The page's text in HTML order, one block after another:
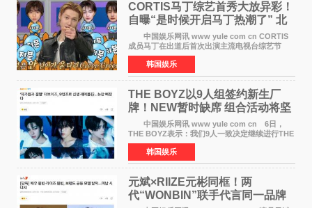
CORTIS马丁综艺首秀大放异彩！
自曝“是时候开启马丁热潮了” 北
美巡演火热进行中
中国娱乐网讯 www yule com cn CORTIS
成员马丁在出道后首次出演主流电视台综艺节
目，展现了多才多艺的魅力。 马丁出演了5日
播出的MBC《Radio Star》Fashion与Passion
之间，I&lsquo;m
韩国娱乐
THE BOYZ以9人组签约新生厂
牌！NEW暂时缺席 组合活动将坚
定不移继续
中国娱乐网讯 www yule com cn 6日，
THE BOYZ表示：我们9人一致决定继续进行THE
BOYZ组合活动，并且已经完成了组合团体活动
签约。目前正在新生厂牌下进行活动准备。尚未
离开THE BOYZ原所
韩国娱乐
元斌×RIIZE元彬同框！两
代“WONBIN”联手代言同一品牌